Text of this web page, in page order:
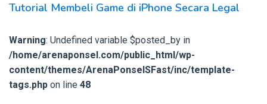
Tutorial Membeli Game di iPhone Secara Legal
Warning: Undefined variable $posted_by in
/home/arenaponsel.com/public_html/wp-
content/themes/ArenaPonselSFast/inc/template-
tags.php on line 48